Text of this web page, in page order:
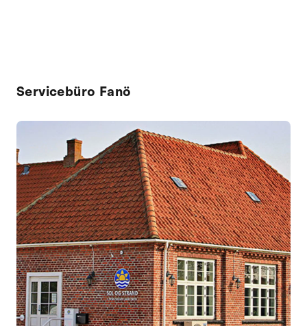
Servicebüro Fanö